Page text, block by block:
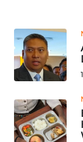
NTT
WN
KEPRI
WN
PAPUA